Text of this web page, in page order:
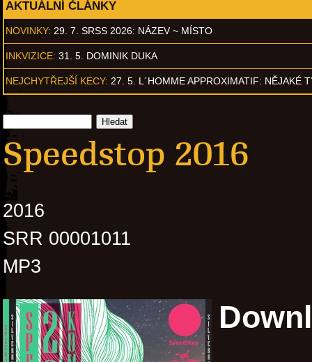
AKTUÁLNÍ ČLÁNKY
NOVINKY: 29. 7. SRSS 2026: NÁZEV ~ MÍSTO
INKVIZICE: 31. 5. DOMINIK DUKA
NEJCHYTŘEJŠÍ KECY: 27. 5. L´HOMME APPROXIMATIF: NĚJAKÉ
Speedstop 2016
2016
SRR 00001011
MP3